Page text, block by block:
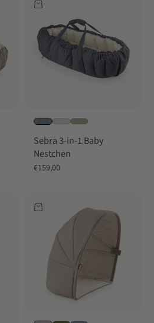
In den Warenkorb
Sebra 3-in-1 Baby
Nestchen
Angebot
€159,00
In den Warenkorb